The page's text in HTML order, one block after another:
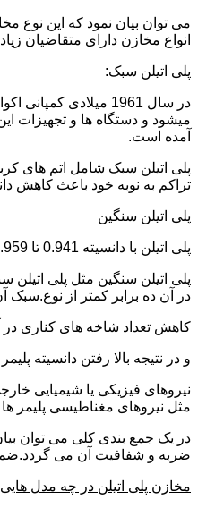
می توان بیان نمود که این نوع
انواع مخازن دارای متقاضیان
پلی اتیلن سبک:
میشود و دستگاه ها و تجهیزات
آمده است.
پلی اتیلن سبک شامل اتم های
تراکم به نوبه خود باعث کاهش دانسیته پلیمر می
پلی اتیلن سنگین
پلی اتیلن با دانسیته 0.941 تا 0.959 گرم بر سانتی متر مکعب پلی اتیلن سنگین نام دارد.
در آن ده برابر کمتر از نوع.سبک
کاهش تعداد شاخه های کناری
و در نتیجه بالا رفتن دانسیته
نیروهای فیزیکی یا شیمیایی
مثل نیروهای مغناطیسی پلیمر
در یک جمع بندی کلی می توان
ضربه و شفافیت آن می
مخازن پلی اتیلن در چه مدل